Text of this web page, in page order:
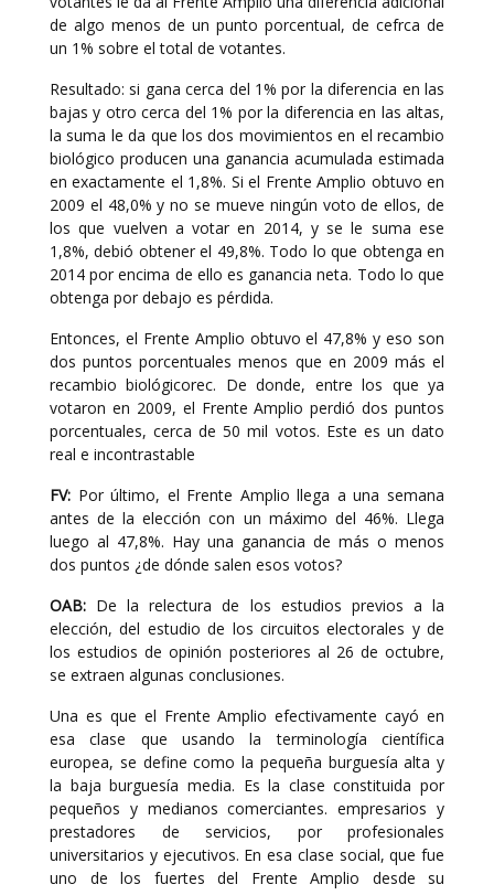
de algo menos de un punto porcentual, de cefrca de
un 1% sobre el total de votantes.
Resultado: si gana cerca del 1% por la diferencia en las
bajas y otro cerca del 1% por la diferencia en las altas,
la suma le da que los dos movimientos en el recambio
biológico producen una ganancia acumulada estimada
en exactamente el 1,8%. Si el Frente Amplio obtuvo en
2009 el 48,0% y no se mueve ningún voto de ellos, de
los que vuelven a votar en 2014, y se le suma ese
1,8%, debió obtener el 49,8%. Todo lo que obtenga en
2014 por encima de ello es ganancia neta. Todo lo que
obtenga por debajo es pérdida.
Entonces, el Frente Amplio obtuvo el 47,8% y eso son
dos puntos porcentuales menos que en 2009 más el
recambio biológicorec. De donde, entre los que ya
votaron en 2009, el Frente Amplio perdió dos puntos
porcentuales, cerca de 50 mil votos. Este es un dato
real e incontrastable
FV: Por último, el Frente Amplio llega a una semana
antes de la elección con un máximo del 46%. Llega
luego al 47,8%. Hay una ganancia de más o menos
dos puntos ¿de dónde salen esos votos?
OAB: De la relectura de los estudios previos a la
elección, del estudio de los circuitos electorales y de
los estudios de opinión posteriores al 26 de octubre,
se extraen algunas conclusiones.
Una es que el Frente Amplio efectivamente cayó en
esa clase que usando la terminología científica
europea, se define como la pequeña burguesía alta y
la baja burguesía media. Es la clase constituida por
pequeños y medianos comerciantes. empresarios y
prestadores de servicios, por profesionales
universitarios y ejecutivos. En esa clase social, que fue
uno de los fuertes del Frente Amplio desde su